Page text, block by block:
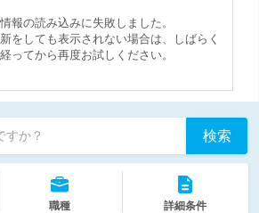
情報の読み込みに失敗しました。
をしても表示されない場合は、しばらく
経ってから再度お試しください。
すか？ 検索
職種 詳細条件